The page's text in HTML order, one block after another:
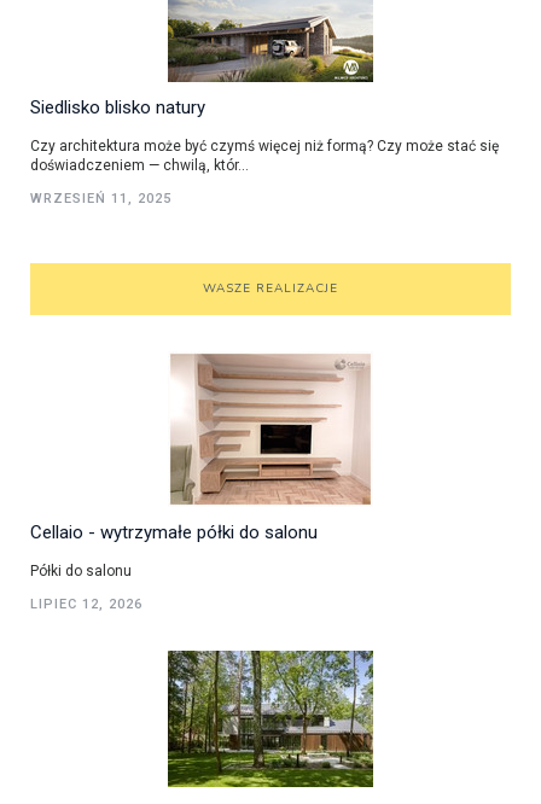
Siedlisko blisko natury
Czy architektura może być czymś więcej niż formą? Czy może stać się
doświadczeniem — chwilą, któr...
WRZESIEŃ 11, 2025
WASZE REALIZACJE
Cellaio - wytrzymałe półki do salonu
Półki do salonu
LIPIEC 12, 2026